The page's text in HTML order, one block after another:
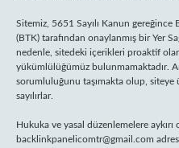
Sitemiz, 5651 Sayılı Kanun
(BTK) tarafından onaylanmış bir Yer
nedenle, sitedeki içerikleri proaktif
yükümlülüğümüz bulunmamaktadır.
sorumluluğunu taşımakta olup,
sayılırlar.
Hukuka ve yasal düzenlemelere
backlinkpanelicomtr@gmail.com